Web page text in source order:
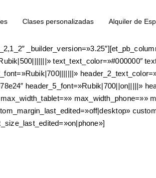
Clases personalizadas Alquiler de
text_text_color=»#000000″
header_5_font=»Rubik|700||on|||||»
max_width_phone=»»